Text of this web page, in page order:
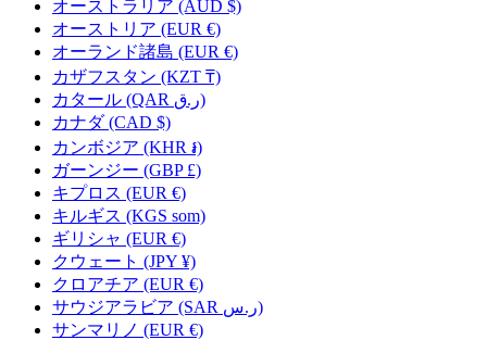
オーストラリア (AUD $)
オーストリア (EUR €)
オーランド諸島 (EUR €)
カザフスタン (KZT ₸)
カタール
(QAR ر.ق)
カナダ(CAD $)
カンボジア (KHR ៛)
ガーンジー (GBP £)
キプロス (EUR €)
キルギス (KGS som)
ギリシャ (EUR €)
クウェート (JPY ¥)
クロアチア (EUR €)
サウジアラビア
(SAR ر.س)
サンマリノ (EUR €)